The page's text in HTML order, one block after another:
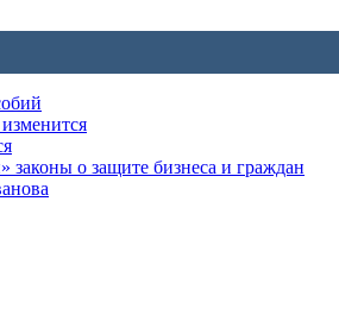
о защите бизнеса и граждан